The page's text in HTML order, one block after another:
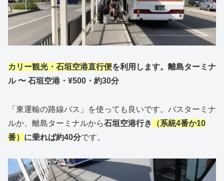
カリー観光・石垣空港直行便を利用します。離島ターミナ
ル 〜 石垣空港・¥500・約30分
「東運輸の路線バス」を使っても良いです。バスターミナ
ルか、離島ターミナルから石垣空港行き
（系統4番か10
番） に乗れば約40分です。